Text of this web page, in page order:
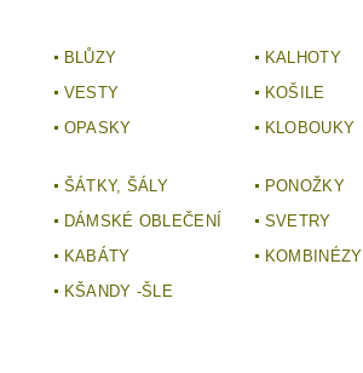
BLŮZY
KALHOTY
VESTY
KOŠILE
OPASKY KLOBOUKY
ŠÁTKY, ŠÁLY
PONOŽKY
DÁMSKÉ OBLEČENÍ
SVETRY
KABÁTY
KOMBINÉZY
KŠANDY -ŠLE